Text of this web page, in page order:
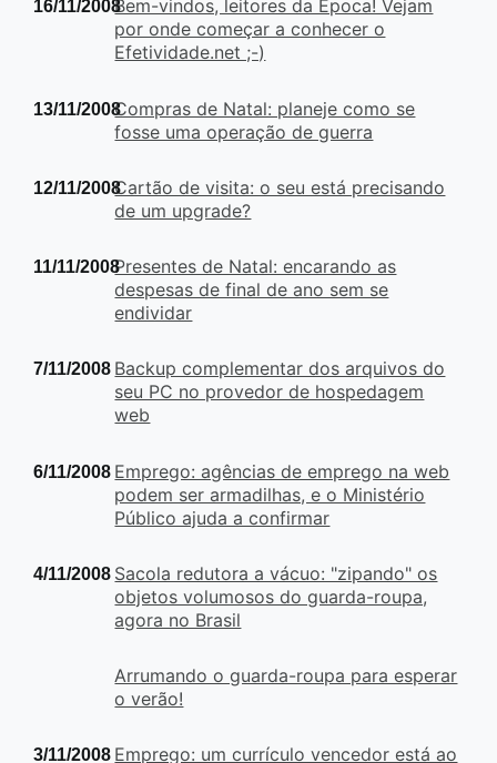
Bem-vindos, leitores da Época! Vejam
por onde começar a conhecer o
Efetividade.net ;-)
16/11/2008
Compras de Natal: planeje como se
fosse uma operação de guerra
13/11/2008
Cartão de visita: o seu está precisando
de um upgrade?
12/11/2008
Presentes de Natal: encarando as
despesas de final de ano sem se
endividar
11/11/2008
Backup complementar dos arquivos do
seu PC no provedor de hospedagem
web
7/11/2008
Emprego: agências de emprego na web
podem ser armadilhas, e o Ministério
Público ajuda a confirmar
6/11/2008
Sacola redutora a vácuo: "zipando" os
objetos volumosos do guarda-roupa,
agora no Brasil
4/11/2008
Arrumando o guarda-roupa para esperar
o verão!
Emprego: um currículo vencedor está ao
3/11/2008